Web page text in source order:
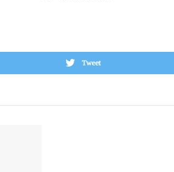
Tweet